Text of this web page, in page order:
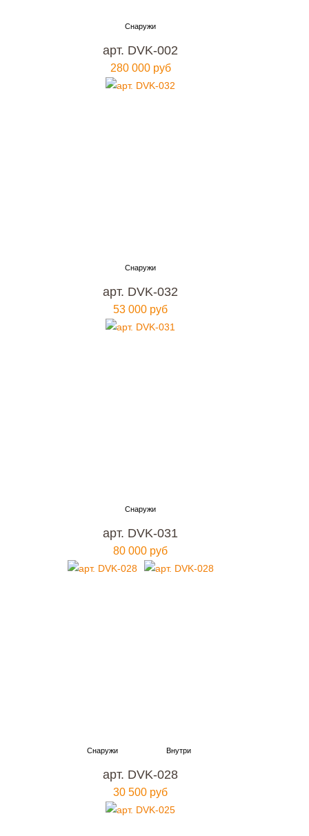
арт. DVK-002
280 000 руб
арт. DVK-032
53 000 руб
арт. DVK-031
80 000 руб
арт. DVK-028
30 500 руб